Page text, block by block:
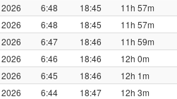
6:48 18:45
11h 57m
6:48 18:45
11h 57m
6:47 18:46
11h 59m
6:46 18:46
12h 0m
6:45 18:46
12h 1m
6:44 18:47
12h 3m